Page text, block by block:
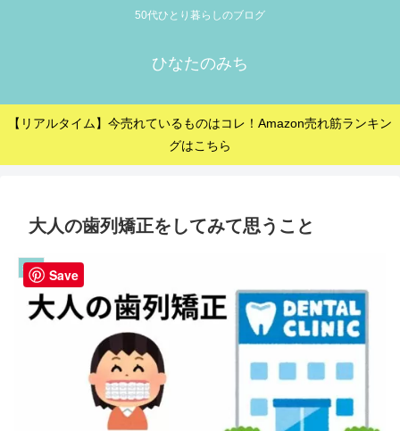
50代ひとり暮らしのブログ
ひなたのみち
【リアルタイム】今売れているものはコレ！Amazon売れ筋ランキン
グはこちら
大人の歯列矯正をしてみて思うこと
雑記 Save